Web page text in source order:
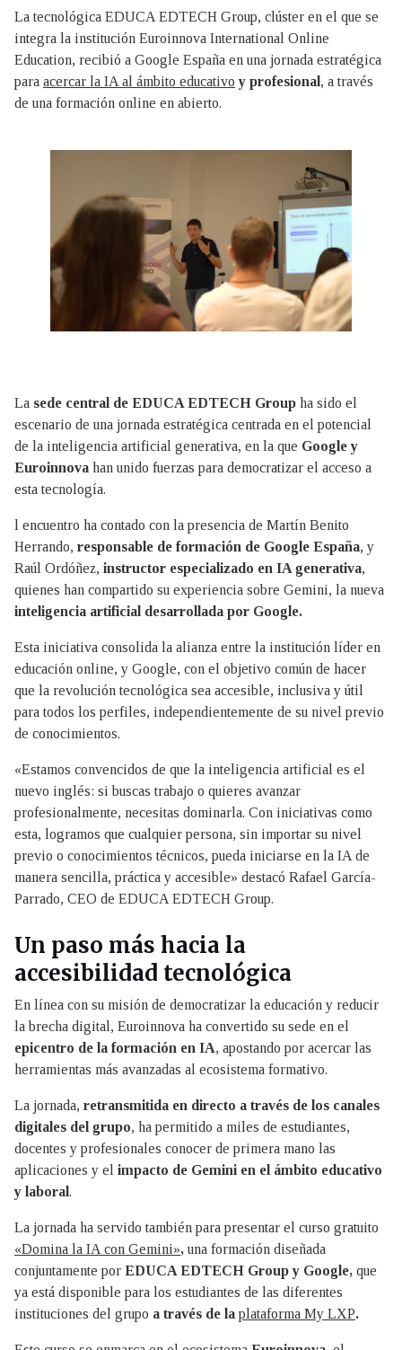
La tecnológica EDUCA EDTECH Group, clúster en el que se
integra la institución Euroinnova International Online
Education, recibió a Google España en una jornada estratégica
para acercar la IA al ámbito educativo y profesional , a través
de una formación online en abierto.
La sede central de EDUCA EDTECH Group ha sido el
escenario de una jornada estratégica centrada en el potencial
de la inteligencia artificial generativa, en la que Google y
Euroinnova han unido fuerzas para democratizar el acceso a
esta tecnología.
l encuentro ha contado con la presencia de Martín Benito
Herrando, responsable de formación de Google España, y
Raúl Ordóñez, instructor especializado en IA generativa,
quienes han compartido su experiencia sobre Gemini, la nueva
inteligencia artificial desarrollada por Google.
Esta iniciativa consolida la alianza entre la institución líder en
educación online, y Google, con el objetivo común de hacer
que la revolución tecnológica sea accesible, inclusiva y útil
para todos los perfiles, independientemente de su nivel previo
de conocimientos.
«Estamos convencidos de que la inteligencia artificial es el
nuevo inglés: si buscas trabajo o quieres avanzar
profesionalmente, necesitas dominarla. Con iniciativas como
esta, logramos que cualquier persona, sin importar su nivel
previo o conocimientos técnicos, pueda iniciarse en la IA de
manera sencilla, práctica y accesible» destacó Rafael García-
Parrado, CEO de EDUCA EDTECH Group.
Un paso más hacia la
accesibilidad tecnológica
En línea con su misión de democratizar la educación y reducir
la brecha digital, Euroinnova ha convertido su sede en el
epicentro de la formación en IA, apostando por acercar las
herramientas más avanzadas al ecosistema formativo.
La jornada, retransmitida en directo a través de los canales
digitales del grupo, ha permitido a miles de estudiantes,
docentes y profesionales conocer de primera mano las
aplicaciones y el impacto de Gemini en el ámbito educativo
y laboral.
La jornada ha servido también para presentar el curso gratuito
«Domina la IA con Gemini», una formación diseñada
conjuntamente por EDUCA EDTECH Group y Google, que
ya está disponible para los estudiantes de las diferentes
instituciones del grupo a través de la plataforma My LXP.